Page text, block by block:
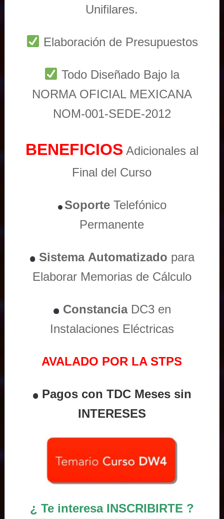
Unifilares.
Elaboración de Presupuestos
Todo Diseñado Bajo la
NORMA OFICIAL MEXICANA
NOM-001-SEDE-2012
BENEFICIOS Adicionales al
Final del Curso
Soporte Telefónico
Permanente
Sistema Automatizado para
Elaborar Memorias de Cálculo
ConstanciaDC3 en
Instalaciones Eléctricas
AVALADO POR LA STPS
Pagos con TDC Meses sin
INTERESES
¿ Te interesa INSCRIBIRTE ?